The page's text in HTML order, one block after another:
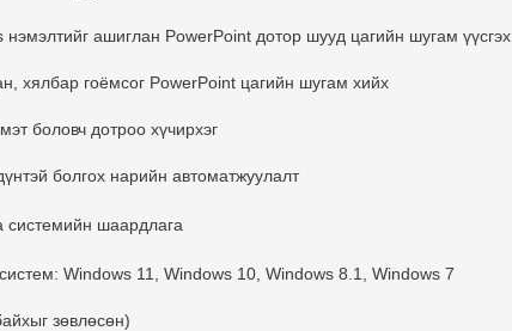
ашиглан PowerPoint дотор шууд цагийн шугам үүсгэх
хялбар гоёмсог PowerPoint цагийн шугам хийх
боловч дотроо хүчирхэг
болгох нарийн автоматжуулалт
системийн шаардлага
Windows 11, Windows 10, Windows 8.1, Windows 7
зөвлөсөн)